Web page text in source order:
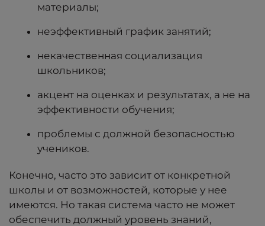
материалы;
неэффективный график занятий;
некачественная социализация
школьников;
акцент на оценках и результатах, а не на
эффективности обучения;
проблемы с должной безопасностью
учеников.
Конечно, часто это зависит от конкретной
школы и от возможностей, которые у нее
имеются. Но такая система часто не может
обеспечить должный уровень знаний,